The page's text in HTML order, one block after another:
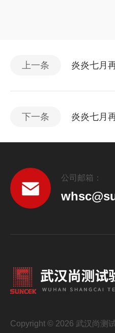
上一条 炎炎七月
下一条 炎炎七月
公司邮箱：
Copyright © 2026 武汉尚测